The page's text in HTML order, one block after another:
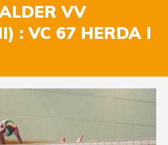
VV
: VC 67 HERDA I